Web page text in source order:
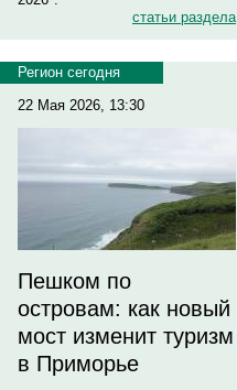
статьи раздела
Регион сегодня
22 Мая 2026, 13:30
Пешком по
островам: как новый
мост изменит туризм
в Приморье